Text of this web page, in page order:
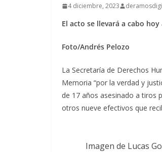
4 diciembre, 2023
El acto se llevará a cabo
Foto/Andrés Pelozo
La Secretaría de Derechos
Memoria “por la verdad y
de 17 años asesinado a tiros
otros nueve efectivos que
Imagen de Lucas